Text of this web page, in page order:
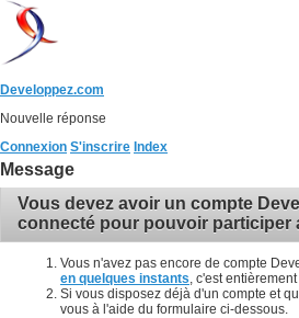
Developpez.com
Nouvelle réponse
Connexion S'inscrire Index
Message
Vous devez avoir un compte
connecté pour pouvoir participer
Vous n'avez pas encore de compte
en quelques instants , c'est
Si vous disposez déjà d'un compte et
vous à l'aide du formulaire ci-dessous.